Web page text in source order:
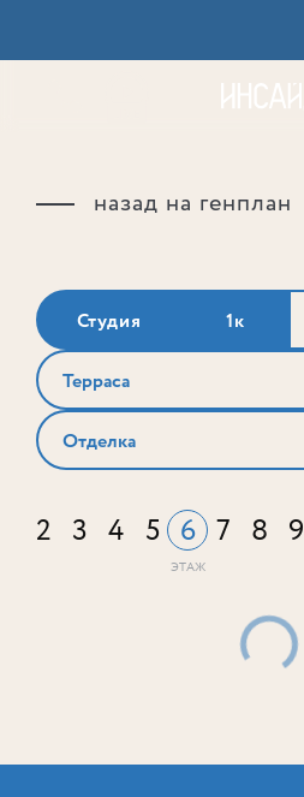
назад на генплан
Студия 1к
Терраса
Отделка
2 3 4 5 6 7 8 9